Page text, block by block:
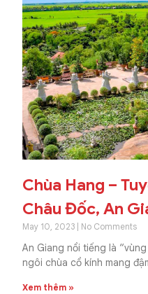
Chùa Hang –
Châu Đốc, An
May 10, 2023 No Comments
An Giang nổi tiếng là
ngôi chùa cổ kính mang
Xem thêm »